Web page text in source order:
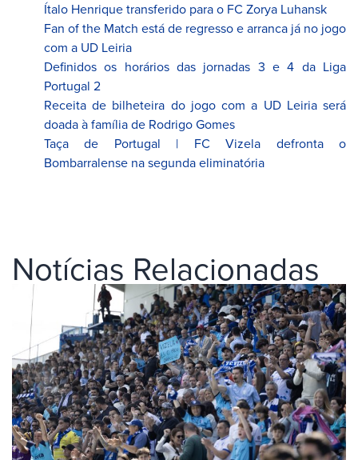
Ítalo Henrique transferido para o FC Zorya Luhansk
Fan of the Match está de regresso e arranca já no jogo
com a UD Leiria
Definidos os horários das jornadas 3 e 4 da Liga
Portugal 2
Receita de bilheteira do jogo com a UD Leiria será
doada à família de Rodrigo Gomes
Taça de Portugal | FC Vizela defronta o
Bombarralense na segunda eliminatória
Notícias Relacionadas